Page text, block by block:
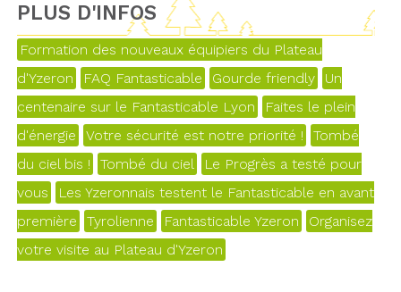
PLUS D'INFOS
Formation des nouveaux équipiers du Plateau
d'Yzeron
FAQ Fantasticable Gourde friendly
Un
centenaire sur le Fantasticable Lyon
Faites le plein
d'énergie
Votre sécurité est notre priorité !
Tombé
du ciel bis !
Tombé du ciel
Le Progrès a testé pour
vous
Les Yzeronnais testent le Fantasticable en avant
première
Tyrolienne Fantasticable Yzeron
Organisez
votre visite au Plateau d'Yzeron